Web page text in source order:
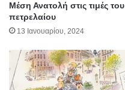
Μέση Ανατολή στις τιμές του
πετρελαίου
13 Ιανουαρίου, 2024